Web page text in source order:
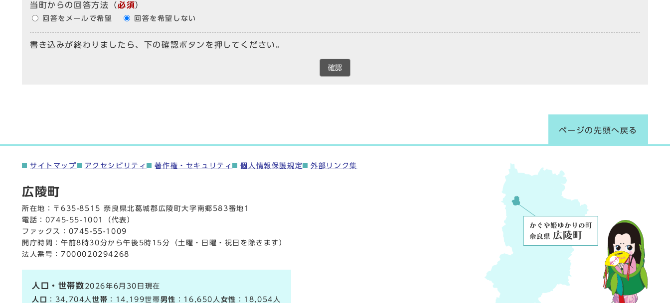
当町からの回答方法 （必須）
回答をメールで希望 回答を希望しない
書き込みが終わりましたら、下の確認ボタンを押してください。
確認
ページの先頭へ戻る
サイトマップ アクセシビリティ 著作権・セキュリティ 個人情報保護規定 外部リンク集
広陵町
所在地：〒635-8515 奈良県北葛城郡広陵町大字南郷583番地1
電話： 0745-55-1001
（代表）
ファックス：0745-55-1009
開庁時間：午前8時30分から午後5時15分（土曜・日曜・祝日を除きます）
法人番号：7000020294268
人口・世帯数 2026年6月30日現在
人口
：34,704人世帯 ：14,199世帯男性 ：16,650人 女性 ：18,054人